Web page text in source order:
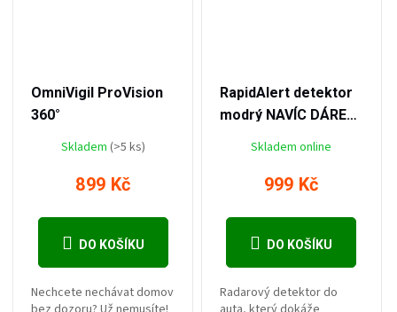
OmniVigil ProVision
360°
Skladem (>5 ks)
899 Kč
DO KOŠÍKU
Nechcete nechávat domov
RapidAlert detektor
modrý NAVÍC DÁREK
Skladem online
999 Kč
DO KOŠÍKU
Radarový detektor do